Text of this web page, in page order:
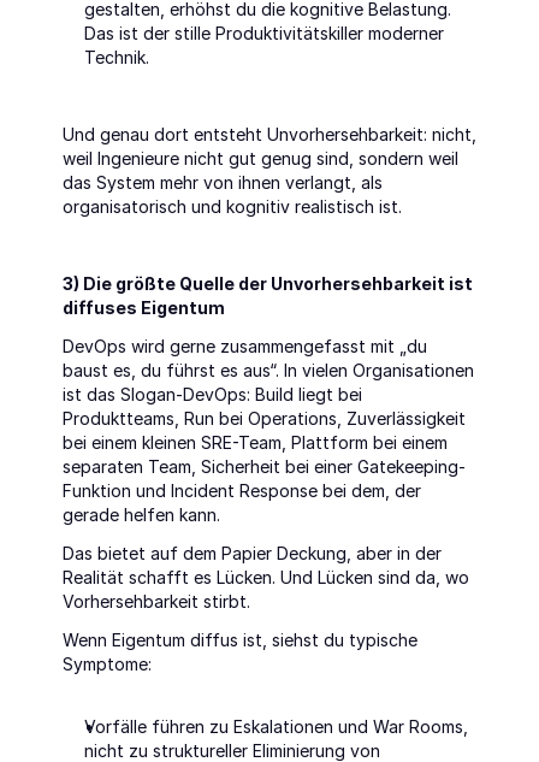
gestalten, erhöhst du die kognitive Belastung.
Das ist der stille Produktivitätskiller moderner
Technik.
Und genau dort entsteht Unvorhersehbarkeit: nicht,
weil Ingenieure nicht gut genug sind, sondern weil
das System mehr von ihnen verlangt, als
organisatorisch und kognitiv realistisch ist.
3) Die größte Quelle der Unvorhersehbarkeit ist
diffuses Eigentum
DevOps wird gerne zusammengefasst mit „du
baust es, du führst es aus“. In vielen Organisationen
ist das Slogan-DevOps: Build liegt bei
Produktteams, Run bei Operations, Zuverlässigkeit
bei einem kleinen SRE-Team, Plattform bei einem
separaten Team, Sicherheit bei einer Gatekeeping-
Funktion und Incident Response bei dem, der
gerade helfen kann.
Das bietet auf dem Papier Deckung, aber in der
Realität schafft es Lücken. Und Lücken sind da, wo
Vorhersehbarkeit stirbt.
Wenn Eigentum diffus ist, siehst du typische
Symptome:
Vorfälle führen zu Eskalationen und War Rooms,
nicht zu struktureller Eliminierung von